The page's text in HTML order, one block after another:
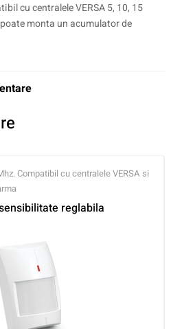
cu centralele VERSA 5, 10, 15
monta un acumulator de
Compatibil cu centralele VERSA si
reglabila